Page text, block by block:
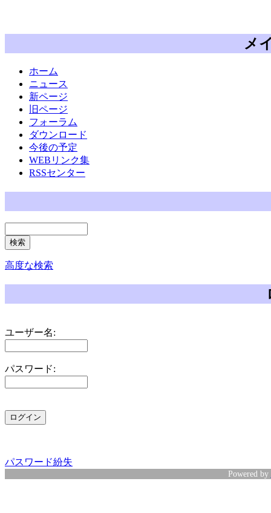
メ
ホーム
ニュース
新ページ
旧ページ
フォーラム
ダウンロード
今後の予定
WEBリンク集
RSSセンター
高度な検索
ユーザー名:
パスワード:
パスワード紛失
Powered by